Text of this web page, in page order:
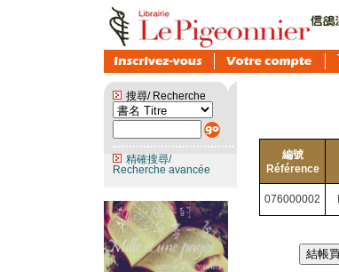
搜尋/ Recherche
精確搜尋/
Recherche avancée
編號
Référence
076000002